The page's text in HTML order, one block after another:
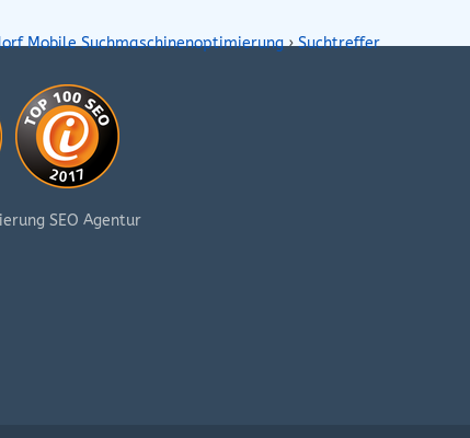
Mobile Suchmaschinenoptimierung›Suchtreffer